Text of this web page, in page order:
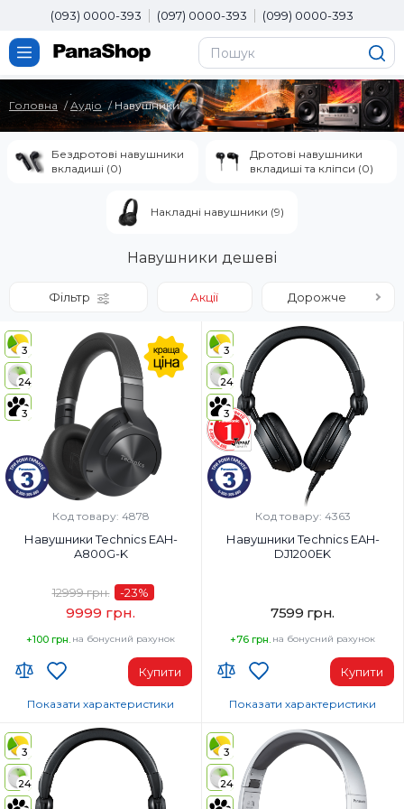
(093) 0000-393 (097) 0000-393 (099) 0000-393
Головна Аудіо Навушники
Бездротові навушники
вкладиші (0)
Дротові навушники
вкладиші та кліпси (0)
Накладні навушники (9)
Навушники дешеві
Фільтр Акції Дорожче
3
24
3
Код товару: 4878
Навушники Technics EAH-
A800G-K
9999 грн.
12999 грн. -23%
+100 грн. на бонусний рахунок
Купити
Тип навушників:
Повнорозмірні
Діапазон частот навушників, Гц:
4-40000 Гц
Показати характеристики
3
24
3
Код товару: 4363
Навушники Technics EAH-
DJ1200EK
7599 грн.
+76 грн. на бонусний рахунок
Купити
Тип навушників:
Повнорозмірні
Діапазон частот навушників, Гц:
8-30000
Показати характеристики
3
24
3
24